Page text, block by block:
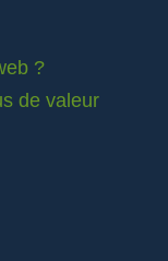
?
de valeur